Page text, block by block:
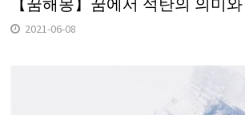
【꿈해몽】꿈에서 석탄의 의미
2021-06-08